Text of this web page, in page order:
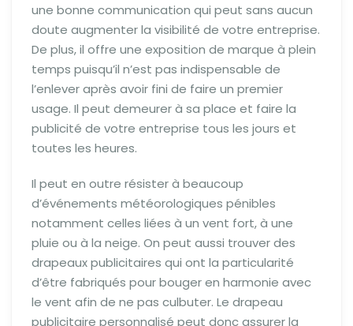
une bonne communication qui peut sans aucun
doute augmenter la visibilité de votre entreprise.
De plus, il offre une exposition de marque à plein
temps puisqu’il n’est pas indispensable de
l’enlever après avoir fini de faire un premier
usage. Il peut demeurer à sa place et faire la
publicité de votre entreprise tous les jours et
toutes les heures.
Il peut en outre résister à beaucoup
d’événements météorologiques pénibles
notamment celles liées à un vent fort, à une
pluie ou à la neige. On peut aussi trouver des
drapeaux publicitaires qui ont la particularité
d’être fabriqués pour bouger en harmonie avec
le vent afin de ne pas culbuter. Le drapeau
publicitaire personnalisé peut donc assurer la